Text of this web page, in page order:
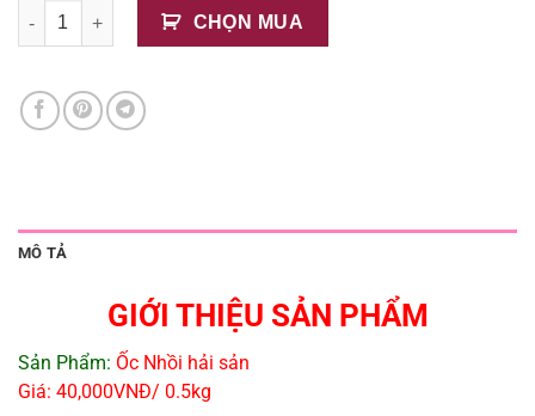
Ốc Nhồi Hải Sản số lượng
CHỌN MUA
MÔ TẢ
GIỚI THIỆU SẢN PHẨM
Sản Phẩm: Ốc Nhồi hải sản
Giá: 40,000VNĐ/ 0.5kg